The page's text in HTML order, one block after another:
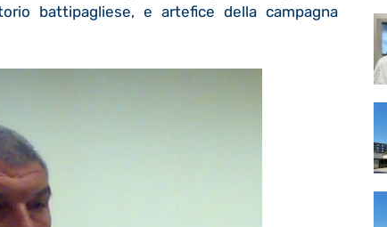
battipagliese, e artefice della campagna